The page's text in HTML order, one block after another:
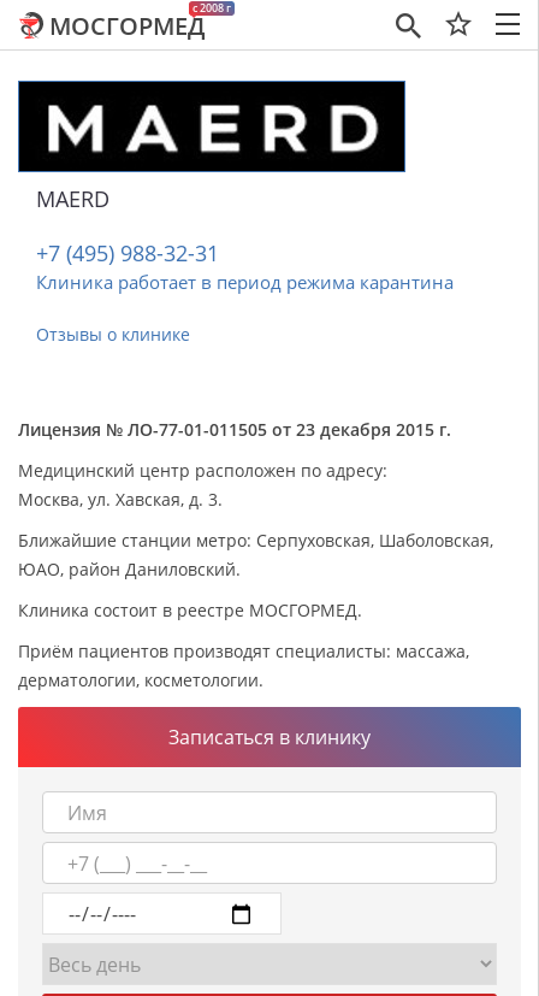
×
c 2008 г
МОСГОРМЕД
MAERD
+7 (495) 988-32-31
Клиника работает в период режима карантина
Отзывы о клинике
Лицензия № ЛО-77-01-011505 от 23 декабря 2015 г.
Медицинский центр расположен по адресу:
Москва, ул. Хавская, д. 3.
Ближайшие станции метро: Серпуховская, Шаболовская,
ЮАО, район Даниловский.
Клиника состоит в реестре МОСГОРМЕД.
Приём пациентов производят специалисты: массажа,
дерматологии, косметологии.
Записаться в клинику